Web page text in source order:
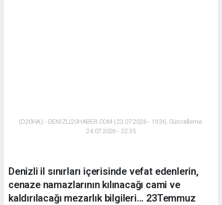
(D20HA) - DENİZLİ20HABER.COM | 23.07.2026 - 19:36, Güncelleme:
24.07.2026 - 22:35
Denizli il sınırları içerisinde vefat edenlerin,
cenaze namazlarının kılınacağı cami ve
kaldırılacağı mezarlık bilgileri... 23Temmuz